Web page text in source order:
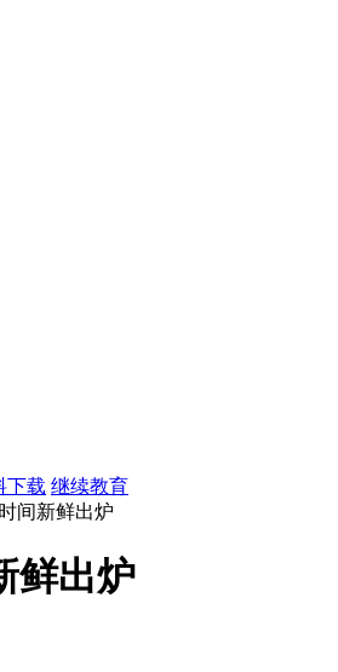
下载 继续教育
间新鲜出炉
鲜出炉